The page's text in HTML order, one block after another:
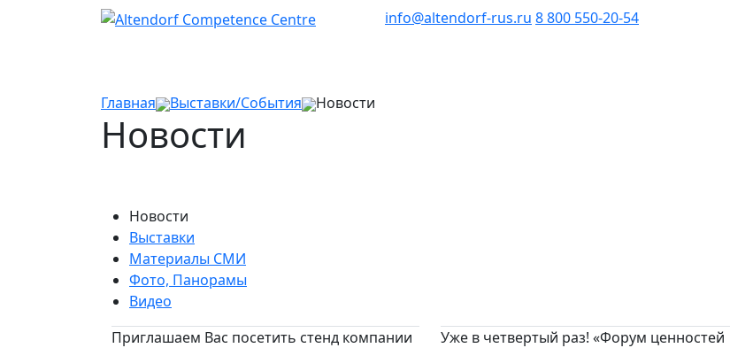
info@altendorf-rus.ru 8 800 550-20-54
Главная Выставки/События Новости
Новости
Новости
Выставки
Материалы СМИ
Фото, Панорамы
Видео
Приглашаем Вас посетить стенд компании
Уже в четвертый раз! «Форум ценностей